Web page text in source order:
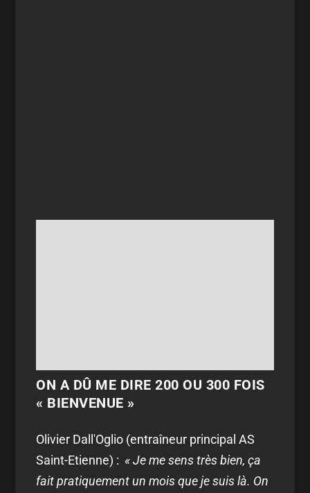
ON A DÛ ME DIRE 200 OU 300 FOIS
« BIENVENUE »
Olivier Dall'Oglio (entraîneur principal AS
Saint-Etienne) :« Je me sens très bien, ça
fait pratiquement un mois que je suis là. On